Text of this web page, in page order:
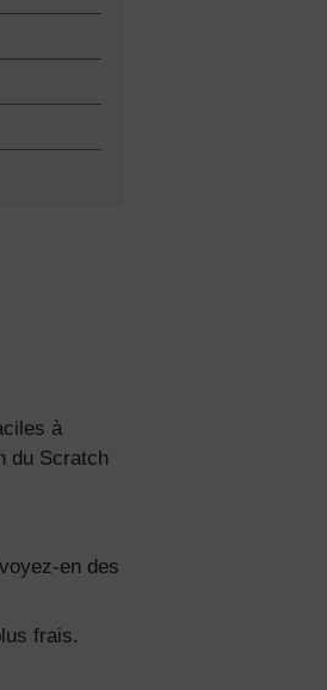
à
du Scratch
en des
frais.